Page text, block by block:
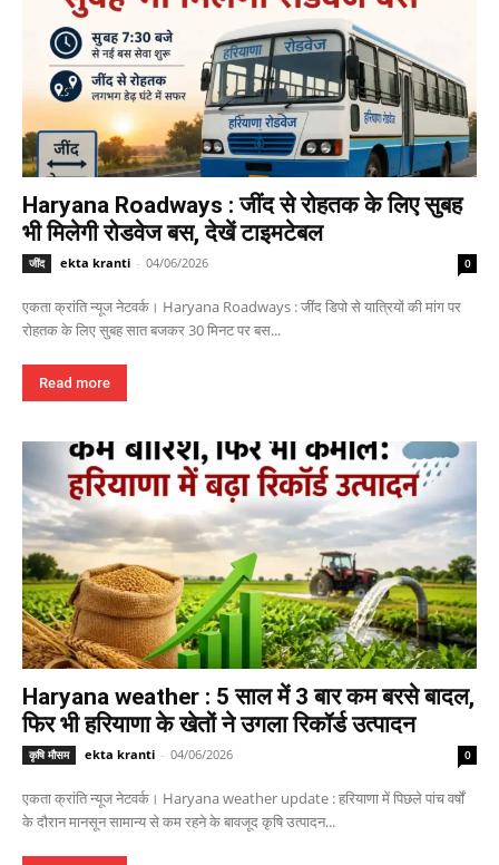
Haryana Roadways : जींद से रोहतक के लिए सुबह
भी मिलेगी रोडवेज बस, देखें टाइमटेबल
जींद ekta kranti - 04/06/2026 0
एकता क्रांति न्यूज नेटवर्क। Haryana Roadways : जींद डिपो से यात्रियों की मांग पर
रोहतक के लिए सुबह सात बजकर 30 मिनट पर बस...
Read more
Haryana weather : 5 साल में 3 बार कम बरसे बादल,
फिर भी हरियाणा के खेतों ने उगला रिकॉर्ड उत्पादन
कृषि मौसम ekta kranti - 04/06/2026 0
एकता क्रांति न्यूज नेटवर्क। Haryana weather update : हरियाणा में पिछले पांच वर्षों
के दौरान मानसून सामान्य से कम रहने के बावजूद कृषि उत्पादन...